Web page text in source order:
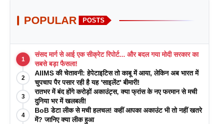
POPULAR POSTS
1
संसद मार्ग से आई एक सीक्रेट रिपोर्ट... और बदल गया मोदी सरकार का
सबसे बड़ा फैसला!
2
AIIMS की चेतावनी: हेपेटाइटिस तो काबू में आया, लेकिन अब भारत में
चुपचाप पैर पसार रही है यह 'साइलेंट' बीमारी!
3
रातभर में बंद होंगे करोड़ों अकाउंट्स, क्या फ्रांस के नए फरमान से मची
दुनिया भर में खलबली!
4
BoB डेटा लीक से मची हलचल! कहीं आपका अकाउंट भी तो नहीं खतरे
में? जानिए क्या लीक हुआ